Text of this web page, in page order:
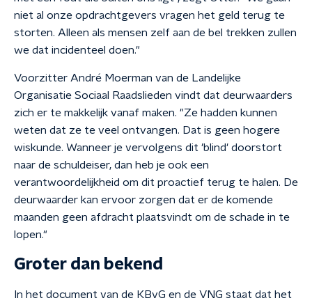
niet al onze opdrachtgevers vragen het geld terug te
storten. Alleen als mensen zelf aan de bel trekken zullen
we dat incidenteel doen."
Voorzitter André Moerman van de Landelijke
Organisatie Sociaal Raadslieden vindt dat deurwaarders
zich er te makkelijk vanaf maken. "Ze hadden kunnen
weten dat ze te veel ontvangen. Dat is geen hogere
wiskunde. Wanneer je vervolgens dit 'blind' doorstort
naar de schuldeiser, dan heb je ook een
verantwoordelijkheid om dit proactief terug te halen. De
deurwaarder kan ervoor zorgen dat er de komende
maanden geen afdracht plaatsvindt om de schade in te
lopen."
Groter dan bekend
In het document van de KBvG en de VNG staat dat het